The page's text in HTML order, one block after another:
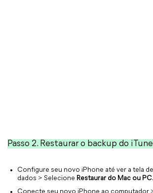
Passo 2. Restaurar o backup do
Configure seu novo iPhone até ver a tela
dados > Selecione Restaurar do Mac ou PC.